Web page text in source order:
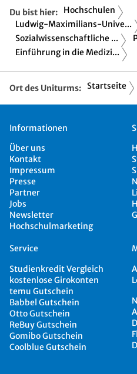
Du bist hier:
Hochschulen
Ludwig-Maximilians-Unive...
Sozialwissenschaftliche ...
Einführung in die Medizi...
Ort des Uniturms: Startseite
Informationen
Über uns
Kontakt
Impressum
Presse
Partner
Jobs
Newsletter
Hochschulmarketing
Service
Studienkredit Vergleich
kostenlose Girokonten
temu Gutschein
Babbel Gutschein
Otto Gutschein
ReBuy Gutschein
Gomibo Gutschein
Coolblue Gutschein